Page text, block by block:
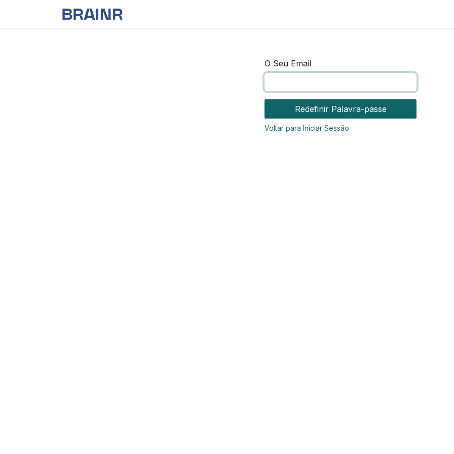
O Seu Email
Redefinir Palavra-passe
Voltar para Iniciar Sessão